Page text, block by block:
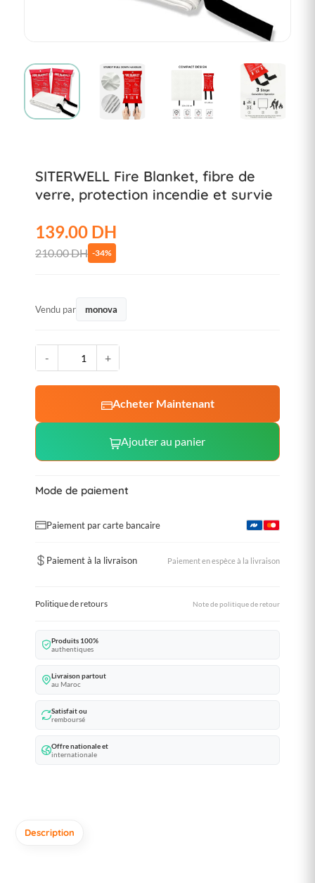
SITERWELL Fire Blanket, fibre de
verre, protection incendie et survie
139.00 DH
210.00 DH -34%
Vendu par monova
- +
Acheter Maintenant
Ajouter au panier
Mode de paiement
Paiement par carte bancaire
Paiement à la livraison Paiement en espèce à la livraison
Politique de retours Note de politique de retour
Produits 100%
authentiques
Livraison partout
au Maroc
Satisfait ou
remboursé
Offre nationale et
internationale
Description